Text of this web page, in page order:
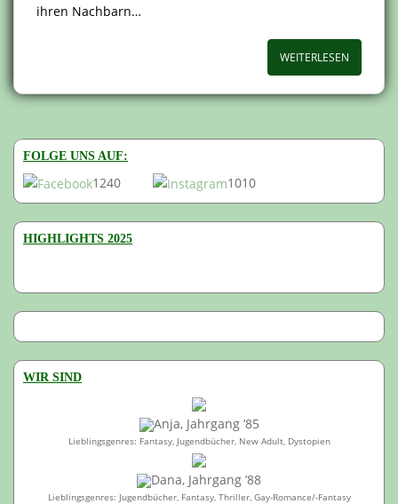
ihren Nachbarn…
WEITERLESEN
FOLGE UNS AUF:
1240 1010
HIGHLIGHTS 2025
WIR SIND
Anja, Jahrgang ’85
Lieblingsgenres: Fantasy, Jugendbücher, New Adult, Dystopien
Dana, Jahrgang ’88
Lieblingsgenres: Jugendbücher, Fantasy, Thriller, Gay-Romance/-Fantasy